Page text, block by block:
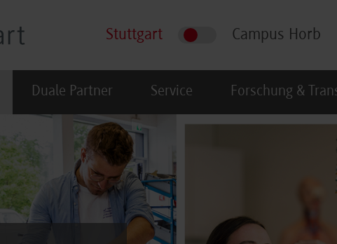
Stuttgart Campus Horb
Duale Partner Service Forschung &